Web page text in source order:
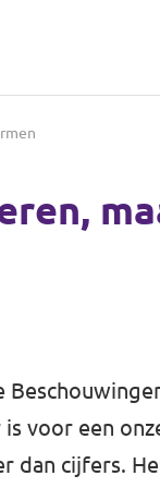
voor een
dan cijfers.